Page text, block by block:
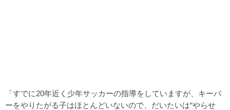
「すでに20年近く少年サッカーの指導をしていますが、キーパ
ーをやりたがる子はほとんどいないので、だいたいは“やらせ